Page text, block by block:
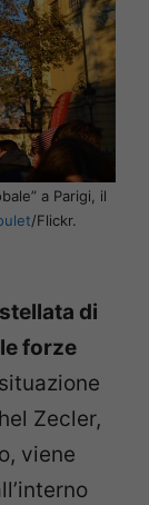
a Parigi, il
/Flickr.
di
forze
Zecler,
viene